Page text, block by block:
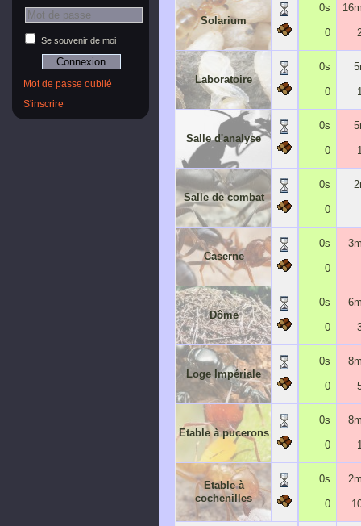
Se souvenir de moi
Mot de passe oublié
S'inscrire
Solarium
Laboratoire
Salle d'analyse
Salle de combat
Caserne
Dôme
Loge Impériale
Etable à pucerons
Etable à
cochenilles
0s
0
0s
0
0s
0
0s
0
0s
0
0s
0
0s
0
0s
0
0s
0